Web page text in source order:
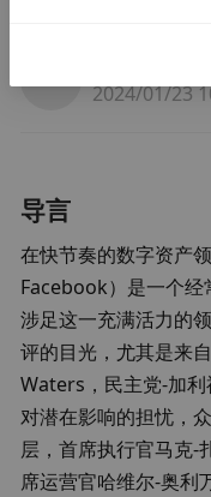
2024/01/23
导言
在快节奏的数字资产
Facebook）是一个
涉足这一充满活力的
评的目光，尤其是来
Waters，民主党-加
对潜在影响的担忧，
层，首席执行官马克
席运营官哈维尔-奥利